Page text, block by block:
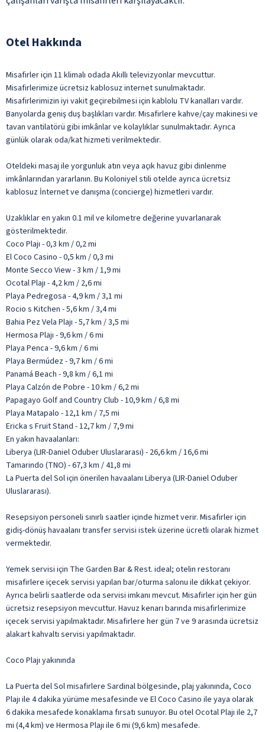
Otel Hakkında
Misafirler için 11 klimalı odada Akıllı televizyonlar mevcuttur.
Misafirlerimize ücretsiz kablosuz internet sunulmaktadır.
Misafirlerimizin iyi vakit geçirebilmesi için kablolu TV kanalları vardır.
Banyolarda geniş duş başlıkları vardır. Misafirlere kahve/çay makinesi ve
tavan vantilatörü gibi imkânlar ve kolaylıklar sunulmaktadır. Ayrıca
günlük olarak oda/kat hizmeti verilmektedir.
Oteldeki masaj ile yorgunluk atın veya açık havuz gibi dinlenme
imkânlarından yararlanın. Bu Koloniyel stili otelde ayrıca ücretsiz
kablosuz İnternet ve danışma (concierge) hizmetleri vardır.
Uzaklıklar en yakın 0.1 mil ve kilometre değerine yuvarlanarak
gösterilmektedir.
Coco Plajı - 0,3 km / 0,2 mi
El Coco Casino - 0,5 km / 0,3 mi
Monte Secco View - 3 km / 1,9 mi
Ocotal Plajı - 4,2 km / 2,6 mi
Playa Pedregosa - 4,9 km / 3,1 mi
Rocio s Kitchen - 5,6 km / 3,4 mi
Bahia Pez Vela Plajı - 5,7 km / 3,5 mi
Hermosa Plajı - 9,6 km / 6 mi
Playa Penca - 9,6 km / 6 mi
Playa Bermúdez - 9,7 km / 6 mi
Panamá Beach - 9,8 km / 6,1 mi
Playa Calzón de Pobre - 10 km / 6,2 mi
Papagayo Golf and Country Club - 10,9 km / 6,8 mi
Playa Matapalo - 12,1 km / 7,5 mi
Ericka s Fruit Stand - 12,7 km / 7,9 mi
En yakın havaalanları:
Liberya (LIR-Daniel Oduber Uluslararası) - 26,6 km / 16,6 mi
Tamarindo (TNO) - 67,3 km / 41,8 mi
La Puerta del Sol için önerilen havaalanı Liberya (LIR-Daniel Oduber
Uluslararası).
Resepsiyon personeli sınırlı saatler içinde hizmet verir. Misafirler için
gidiş-dönüş havaalanı transfer servisi istek üzerine ücretli olarak hizmet
vermektedir.
Yemek servisi için The Garden Bar & Rest. ideal; otelin restoranı
misafirlere içecek servisi yapılan bar/oturma salonu ile dikkat çekiyor.
Ayrıca belirli saatlerde oda servisi imkanı mevcut. Misafirler için her gün
ücretsiz resepsiyon mevcuttur. Havuz kenarı barında misafirlerimize
içecek servisi yapılmaktadır. Misafirlere her gün 7 ve 9 arasında ücretsiz
alakart kahvaltı servisi yapılmaktadır.
Coco Plajı yakınında
La Puerta del Sol misafirlere Sardinal bölgesinde, plaj yakınında, Coco
Plajı ile 4 dakika yürüme mesafesinde ve El Coco Casino ile yaya olarak
6 dakika mesafede konaklama fırsatı sunuyor. Bu otel Ocotal Plajı ile 2,7
mi (4,4 km) ve Hermosa Plajı ile 6 mi (9,6 km) mesafede.